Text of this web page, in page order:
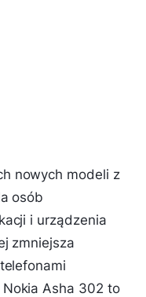
nowych modeli z
osób
i urządzenia
zmniejsza
Asha 302 to